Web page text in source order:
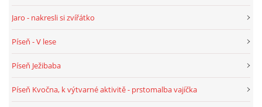
STÁTNÍ SVÁTKY
20.10. DEN STROMŮ
Jaro - nakresli si zvířátko
Píseň - V lese
Píseň Ježibaba
Píseň Kvočna, k výtvarné aktivitě - prstomalba vajíčka